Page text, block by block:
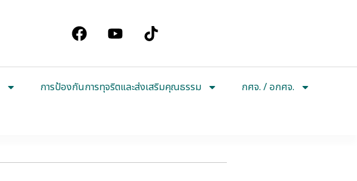
การป้องกันการทุจริตและส่งเสริมคุณธรรม
กศจ. / อกศจ.